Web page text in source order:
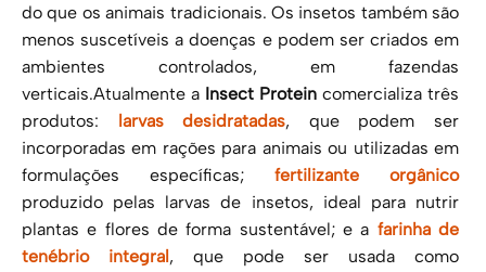
do que os animais tradicionais. Os insetos também são
menos suscetíveis a doenças e podem ser criados em
ambientes controlados, em fazendas
verticais.Atualmente a Insect Protein comercializa três
produtos:
larvas desidratadas, que podem ser
incorporadas em rações para animais ou utilizadas em
formulações específicas;
fertilizante orgânico
produzido pelas larvas de insetos, ideal para nutrir
plantas e flores de forma sustentável; e a farinha de
tenébrio integral , que pode ser usada como